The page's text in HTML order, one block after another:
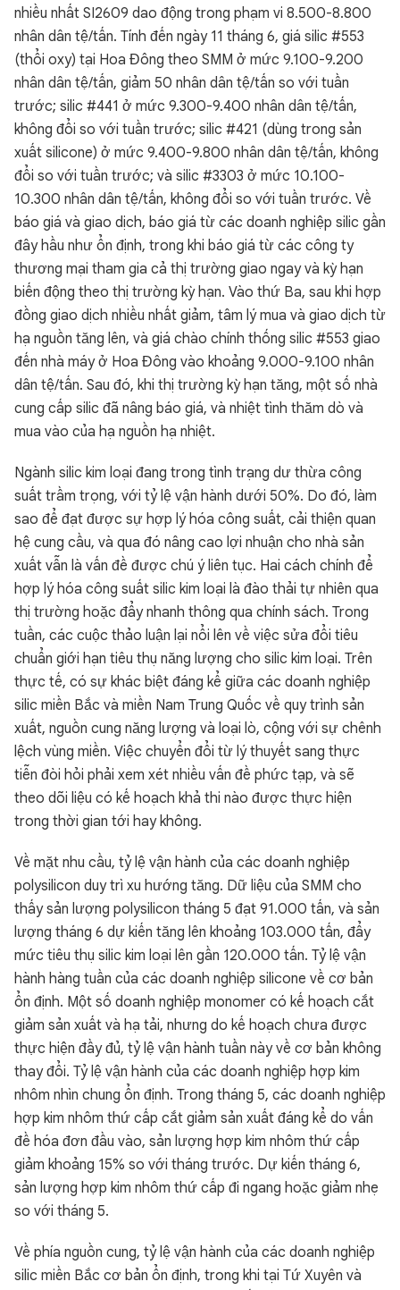
nhiều nhất SI2609 dao động trong phạm vi 8.500-8.800
nhân dân tệ/tấn. Tính đến ngày 11 tháng 6, giá silic #553
(thổi oxy) tại Hoa Đông theo SMM ở mức 9.100-9.200
nhân dân tệ/tấn, giảm 50 nhân dân tệ/tấn so với tuần
trước; silic #441 ở mức 9.300-9.400 nhân dân tệ/tấn,
không đổi so với tuần trước; silic #421 (dùng trong sản
xuất silicone) ở mức 9.400-9.800 nhân dân tệ/tấn, không
đổi so với tuần trước; và silic #3303 ở mức 10.100-
10.300 nhân dân tệ/tấn, không đổi so với tuần trước. Về
báo giá và giao dịch, báo giá từ các doanh nghiệp silic gần
đây hầu như ổn định, trong khi báo giá từ các công ty
thương mại tham gia cả thị trường giao ngay và kỳ hạn
biến động theo thị trường kỳ hạn. Vào thứ Ba, sau khi hợp
đồng giao dịch nhiều nhất giảm, tâm lý mua và giao dịch từ
hạ nguồn tăng lên, và giá chào chính thống silic #553 giao
đến nhà máy ở Hoa Đông vào khoảng 9.000-9.100 nhân
dân tệ/tấn. Sau đó, khi thị trường kỳ hạn tăng, một số nhà
cung cấp silic đã nâng báo giá, và nhiệt tình thăm dò và
mua vào của hạ nguồn hạ nhiệt.
Ngành silic kim loại đang trong tình trạng dư thừa công
suất trầm trọng, với tỷ lệ vận hành dưới 50%. Do đó, làm
sao để đạt được sự hợp lý hóa công suất, cải thiện quan
hệ cung cầu, và qua đó nâng cao lợi nhuận cho nhà sản
xuất vẫn là vấn đề được chú ý liên tục. Hai cách chính để
hợp lý hóa công suất silic kim loại là đào thải tự nhiên qua
thị trường hoặc đẩy nhanh thông qua chính sách. Trong
tuần, các cuộc thảo luận lại nổi lên về việc sửa đổi tiêu
chuẩn giới hạn tiêu thụ năng lượng cho silic kim loại. Trên
thực tế, có sự khác biệt đáng kể giữa các doanh nghiệp
silic miền Bắc và miền Nam Trung Quốc về quy trình sản
xuất, nguồn cung năng lượng và loại lò, cộng với sự chênh
lệch vùng miền. Việc chuyển đổi từ lý thuyết sang thực
tiễn đòi hỏi phải xem xét nhiều vấn đề phức tạp, và sẽ
theo dõi liệu có kế hoạch khả thi nào được thực hiện
trong thời gian tới hay không.
Về mặt nhu cầu, tỷ lệ vận hành của các doanh nghiệp
polysilicon duy trì xu hướng tăng. Dữ liệu của SMM cho
thấy sản lượng polysilicon tháng 5 đạt 91.000 tấn, và sản
lượng tháng 6 dự kiến tăng lên khoảng 103.000 tấn, đẩy
mức tiêu thụ silic kim loại lên gần 120.000 tấn. Tỷ lệ vận
hành hàng tuần của các doanh nghiệp silicone về cơ bản
ổn định. Một số doanh nghiệp monomer có kế hoạch cắt
giảm sản xuất và hạ tải, nhưng do kế hoạch chưa được
thực hiện đầy đủ, tỷ lệ vận hành tuần này về cơ bản không
thay đổi. Tỷ lệ vận hành của các doanh nghiệp hợp kim
nhôm nhìn chung ổn định. Trong tháng 5, các doanh nghiệp
hợp kim nhôm thứ cấp cắt giảm sản xuất đáng kể do vấn
đề hóa đơn đầu vào, sản lượng hợp kim nhôm thứ cấp
giảm khoảng 15% so với tháng trước. Dự kiến tháng 6,
sản lượng hợp kim nhôm thứ cấp đi ngang hoặc giảm nhẹ
so với tháng 5.
Về phía nguồn cung, tỷ lệ vận hành của các doanh nghiệp
silic miền Bắc cơ bản ổn định, trong khi tại Tứ Xuyên và